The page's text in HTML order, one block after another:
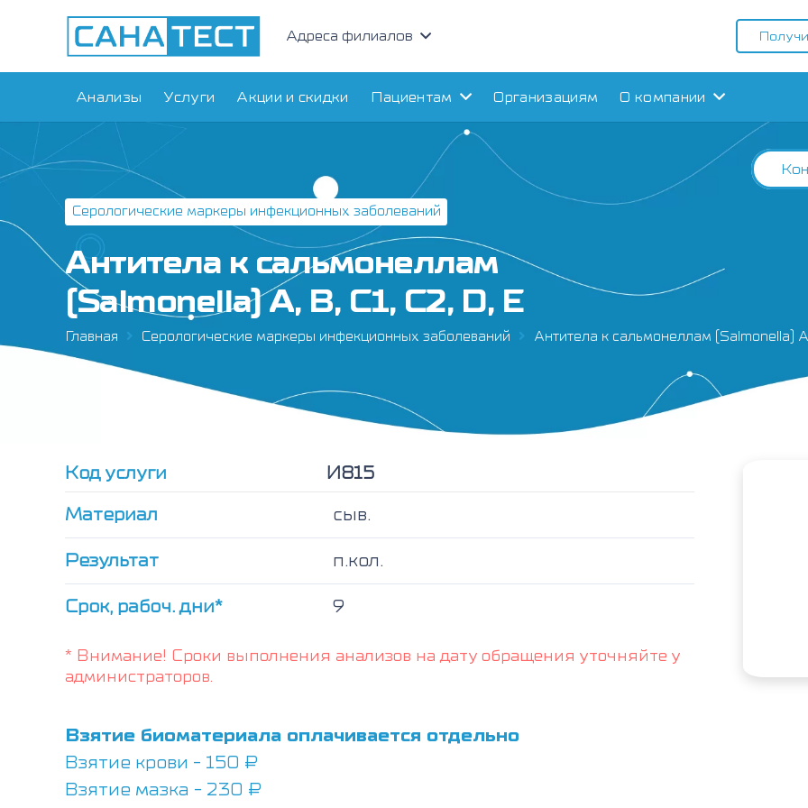
Адреса филиалов
Анализы Услуги Акции и скидки Пациентам Организациям О компании
Серологические маркеры инфекционных заболеваний
Антитела к сальмонеллам
(Salmonella) A, B, C1, C2, D, E
Главная Серологические маркеры инфекционных заболеваний Антитела к сальмонеллам (Salmonella)
Код услуги
И815
Материал
сыв.
Результат п.кол.
Срок, рабоч. дни* 9
* Внимание! Сроки выполнения анализов на дату обращения уточняйте у
администраторов.
Взятие биоматериала оплачивается отдельно
Взятие крови - 150 ₽
Взятие мазка - 230 ₽